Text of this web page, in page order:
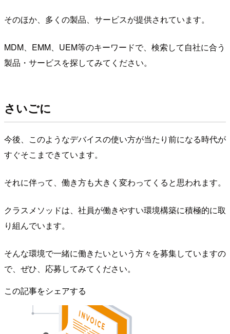
そのほか、多くの製品、サービスが提供されています。
MDM、EMM、UEM等のキーワードで、検索して自社に合う
製品・サービスを探してみてください。
さいごに
今後、このようなデバイスの使い方が当たり前になる時代が
すぐそこまできています。
それに伴って、働き方も大きく変わってくると思われます。
クラスメソッドは、社員が働きやすい環境構築に積極的に取
り組んでいます。
そんな環境で一緒に働きたいという方々を募集していますの
で、ぜひ、応募してみてください。
この記事をシェアする